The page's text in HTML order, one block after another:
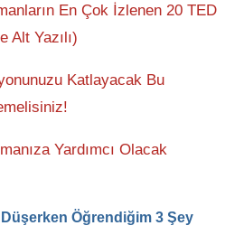
En Çok İzlenen 20 TED
Alt Yazılı)
Katlayacak Bu
Yardımcı Olacak
Düşerken Öğrendiğim 3 Şey